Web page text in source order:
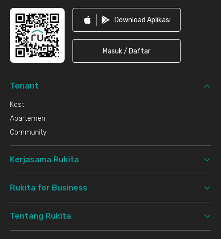
Download Aplikasi
Masuk / Daftar
Tenant
Kost
Apartemen
Community
Kerjasama Rukita
Rukita for Business
Tentang Rukita